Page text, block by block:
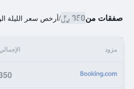
صفقات من350 ﷼ /أرخص سعر الليلة
مزود
350